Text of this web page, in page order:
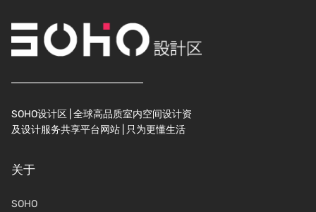
SOHO设计区 | 全球高品质室内空间设计资
及设计服务共享平台网站 | 只为更懂生活
关于
SOHO